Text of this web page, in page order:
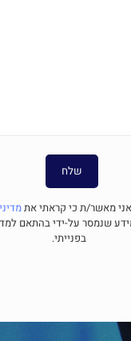
מאשר/ת כי קראתי את
שנמסר על-ידי בהתאם
בפנייתי.